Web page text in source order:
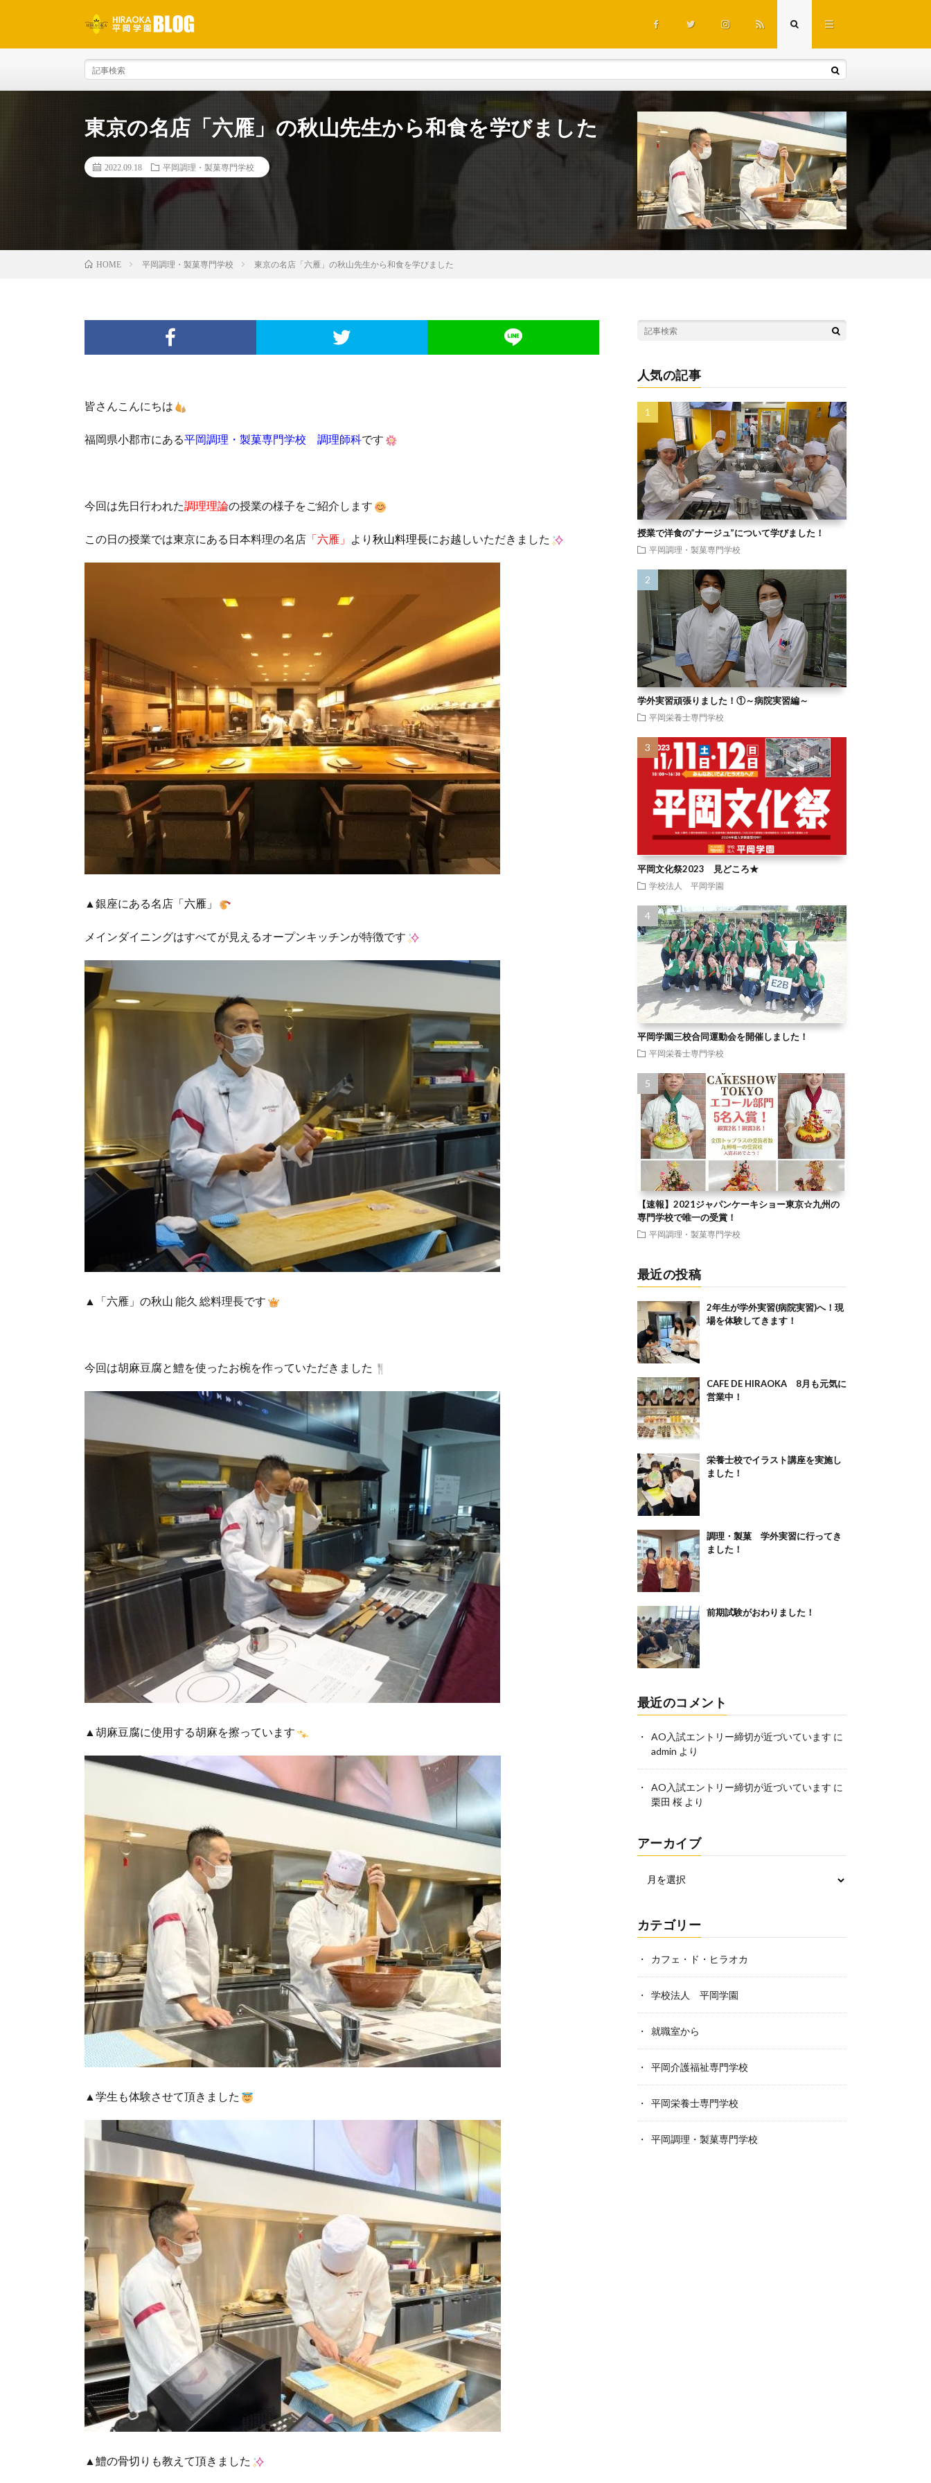
東京の名店「六雁」の秋山先生から和食を学びました
2022.09.18 平岡調理・製菓専門学校
HOME 平岡調理・製菓専門学校 東京の名店「六雁」の秋山先生から和食を学びました
皆さんこんにちは
福岡県小郡市にある平岡調理・製菓専門学校 調理師科です
今回は先日行われた調理理論の授業の様子をご紹介します
この日の授業では東京にある日本料理の名店 「六雁」 より 秋山料理長にお越しいただきました
▲銀座にある名店 「六雁」
メインダイニングはすべてが見えるオープンキッチンが特徴です
▲「六雁」の秋山 能久 総料理長です
今回は胡麻豆腐と鱧を使ったお椀を作っていただきました
▲胡麻豆腐に使用する胡麻を擦っています
▲学生も体験させて頂きました
▲鱧の骨切りも教えて頂きました
人気の記事
授業で洋食の”ナージュ”について学びました！
平岡調理・製菓専門学校
学外実習頑張りました！①～病院実習編～
平岡栄養士専門学校
平岡文化祭2023 見どころ★
学校法人 平岡学園
平岡学園三校合同運動会を開催しました！
平岡栄養士専門学校
【速報】2021ジャパンケーキショー東京☆九州の
専門学校で唯一の受賞！
平岡調理・製菓専門学校
最近の投稿
2年生が学外実習(病院実習)へ！現
場を体験してきます！
CAFE DE HIRAOKA 8月も元気に
営業中！
栄養士校でイラスト講座を実施し
ました！
調理・製菓 学外実習に行ってき
ました！
前期試験がおわりました！
最近のコメント
AO入試エントリー締切が近づいています に
admin より
AO入試エントリー締切が近づいています に
栗田 桜より
アーカイブ
カテゴリー
カフェ・ド・ヒラオカ
学校法人 平岡学園
就職室から
平岡介護福祉専門学校
平岡栄養士専門学校
平岡調理・製菓専門学校